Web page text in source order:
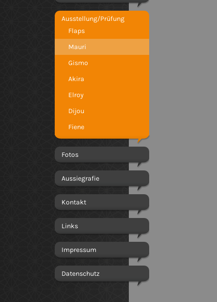
Ausstellung/Prüfung
Flaps
Mauri
Gismo
Akira
Elroy
Dijou
Fiene
Fotos
Aussiegrafie
Kontakt
Links
Impressum
Datenschutz